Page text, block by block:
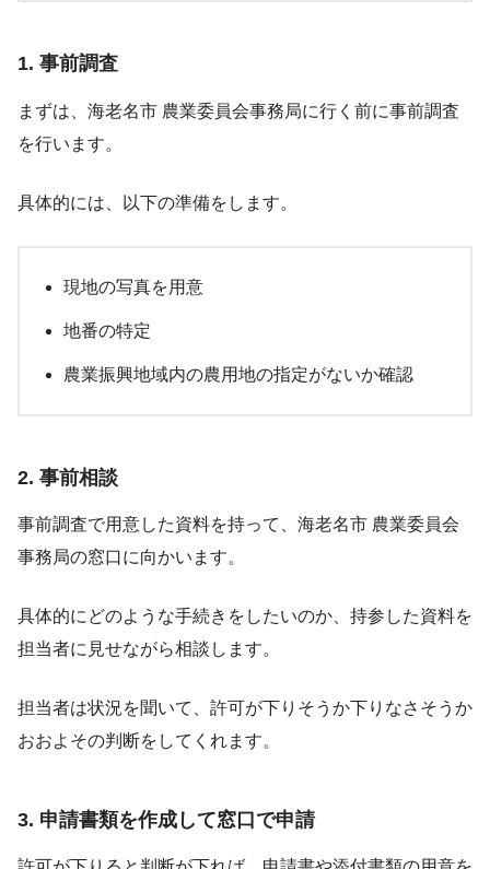
1. 事前調査
まずは、海老名市 農業委員会事務局に行く前に事前調査
を行います。
具体的には、以下の準備をします。
現地の写真を用意
地番の特定
農業振興地域内の農用地の指定がないか確認
2. 事前相談
事前調査で用意した資料を持って、海老名市 農業委員会
事務局の窓口に向かいます。
具体的にどのような手続きをしたいのか、持参した資料を
担当者に見せながら相談します。
担当者は状況を聞いて、許可が下りそうか下りなさそうか
おおよその判断をしてくれます。
3. 申請書類を作成して窓口で申請